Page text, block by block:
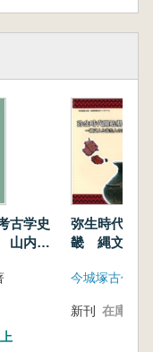
の背景—(阿部
)(鈴木敏則)
・石臼からの
)
県富士見町曽
古学史
山内清
弥生時代開
畿 縄文人と
今城塚古代歴
新刊 在庫なし